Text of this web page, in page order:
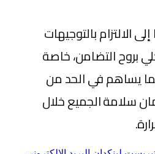
الالتزام بالتوجيهات
بروح التضامن، خاصة
يساهم في الحد من
سلامة الجميع خلال